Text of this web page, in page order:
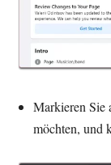
Markieren Sie
möchten, und